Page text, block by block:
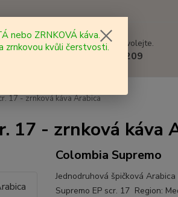
Nevíte si rady? Zavolejte.
+420 602 577 209
17 - zrnková káva Arabica
17 - zrnková káva
Colombia Supremo
Jednodruhová špičková
Supremo EP scr. 17 Region:
nebo ZRNKOVÁ káva.
zrnkovou kvůli čerstvosti.